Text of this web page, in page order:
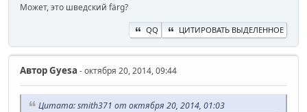
Может, это шведский färg?
QQ ЦИТИРОВАТЬ ВЫДЕЛЕННОЕ
АвторGyesa - октября 20, 2014, 09:44
Цитата: smith371 от октября 20, 2014, 01:03